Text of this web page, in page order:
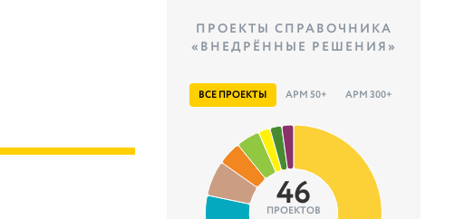
ПРОЕКТЫ СПРАВОЧНИКА
«ВНЕДРЁННЫЕ РЕШЕНИЯ»
ВСЕ ПРОЕКТЫ АРМ 50+ АРМ 300+
46
ПРОЕКТОВ